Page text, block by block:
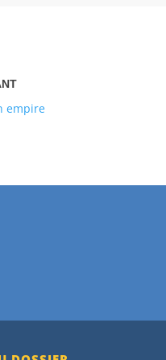
empire